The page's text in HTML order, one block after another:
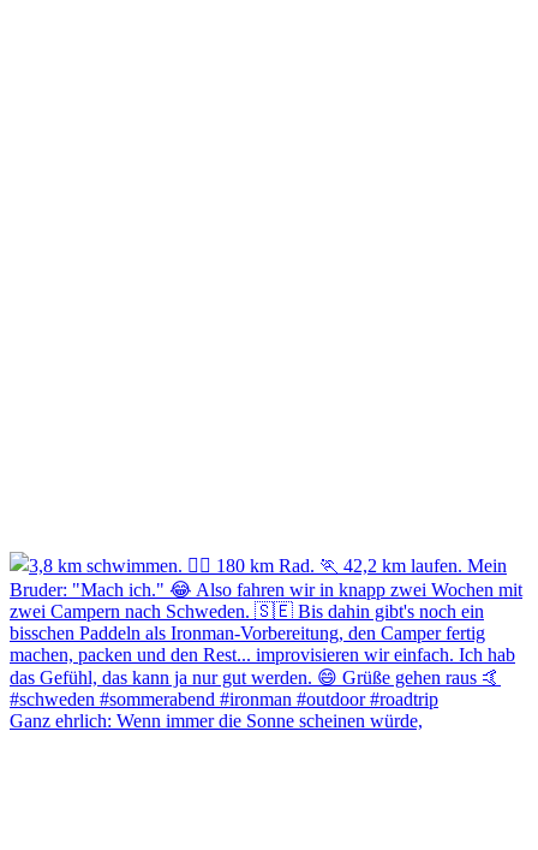
Ganz ehrlich: Wenn immer die Sonne scheinen würde,